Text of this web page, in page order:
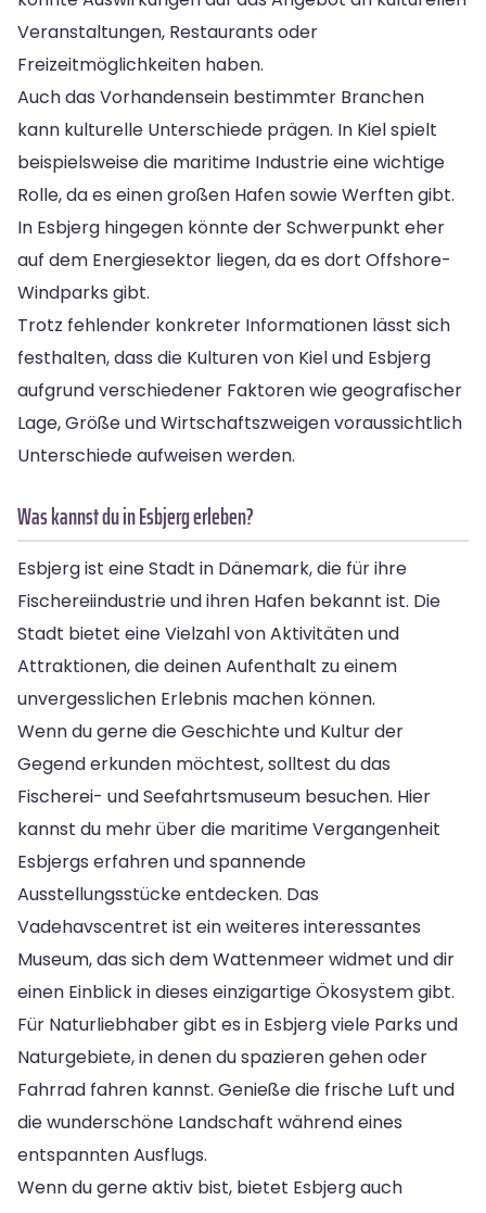
Veranstaltungen, Restaurants oder
Freizeitmöglichkeiten haben.
Auch das Vorhandensein bestimmter Branchen
kann kulturelle Unterschiede prägen. In Kiel spielt
beispielsweise die maritime Industrie eine wichtige
Rolle, da es einen großen Hafen sowie Werften gibt.
In Esbjerg hingegen könnte der Schwerpunkt eher
auf dem Energiesektor liegen, da es dort Offshore-
Windparks gibt.
Trotz fehlender konkreter Informationen lässt sich
festhalten, dass die Kulturen von Kiel und Esbjerg
aufgrund verschiedener Faktoren wie geografischer
Lage, Größe und Wirtschaftszweigen voraussichtlich
Unterschiede aufweisen werden.
Was kannst du in Esbjerg erleben?
Esbjerg ist eine Stadt in Dänemark, die für ihre
Fischereiindustrie und ihren Hafen bekannt ist. Die
Stadt bietet eine Vielzahl von Aktivitäten und
Attraktionen, die deinen Aufenthalt zu einem
unvergesslichen Erlebnis machen können.
Wenn du gerne die Geschichte und Kultur der
Gegend erkunden möchtest, solltest du das
Fischerei- und Seefahrtsmuseum besuchen. Hier
kannst du mehr über die maritime Vergangenheit
Esbjergs erfahren und spannende
Ausstellungsstücke entdecken. Das
Vadehavscentret ist ein weiteres interessantes
Museum, das sich dem Wattenmeer widmet und dir
einen Einblick in dieses einzigartige Ökosystem gibt.
Für Naturliebhaber gibt es in Esbjerg viele Parks und
Naturgebiete, in denen du spazieren gehen oder
Fahrrad fahren kannst. Genieße die frische Luft und
die wunderschöne Landschaft während eines
entspannten Ausflugs.
Wenn du gerne aktiv bist, bietet Esbjerg auch